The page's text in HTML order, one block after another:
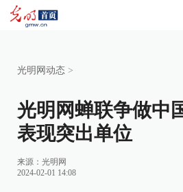
光明网动态 >
光明网蝉联争做中
表现突出单位
来源： 光明网
2024-02-01 14:08